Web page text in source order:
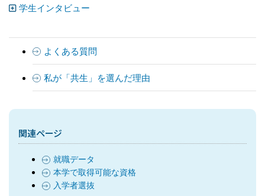
学生インタビュー
よくある質問
私が「共生」を選んだ理由
関連ページ
就職データ
本学で取得可能な資格
入学者選抜